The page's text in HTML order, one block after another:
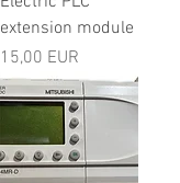
extension module
Ár
15,00 EUR